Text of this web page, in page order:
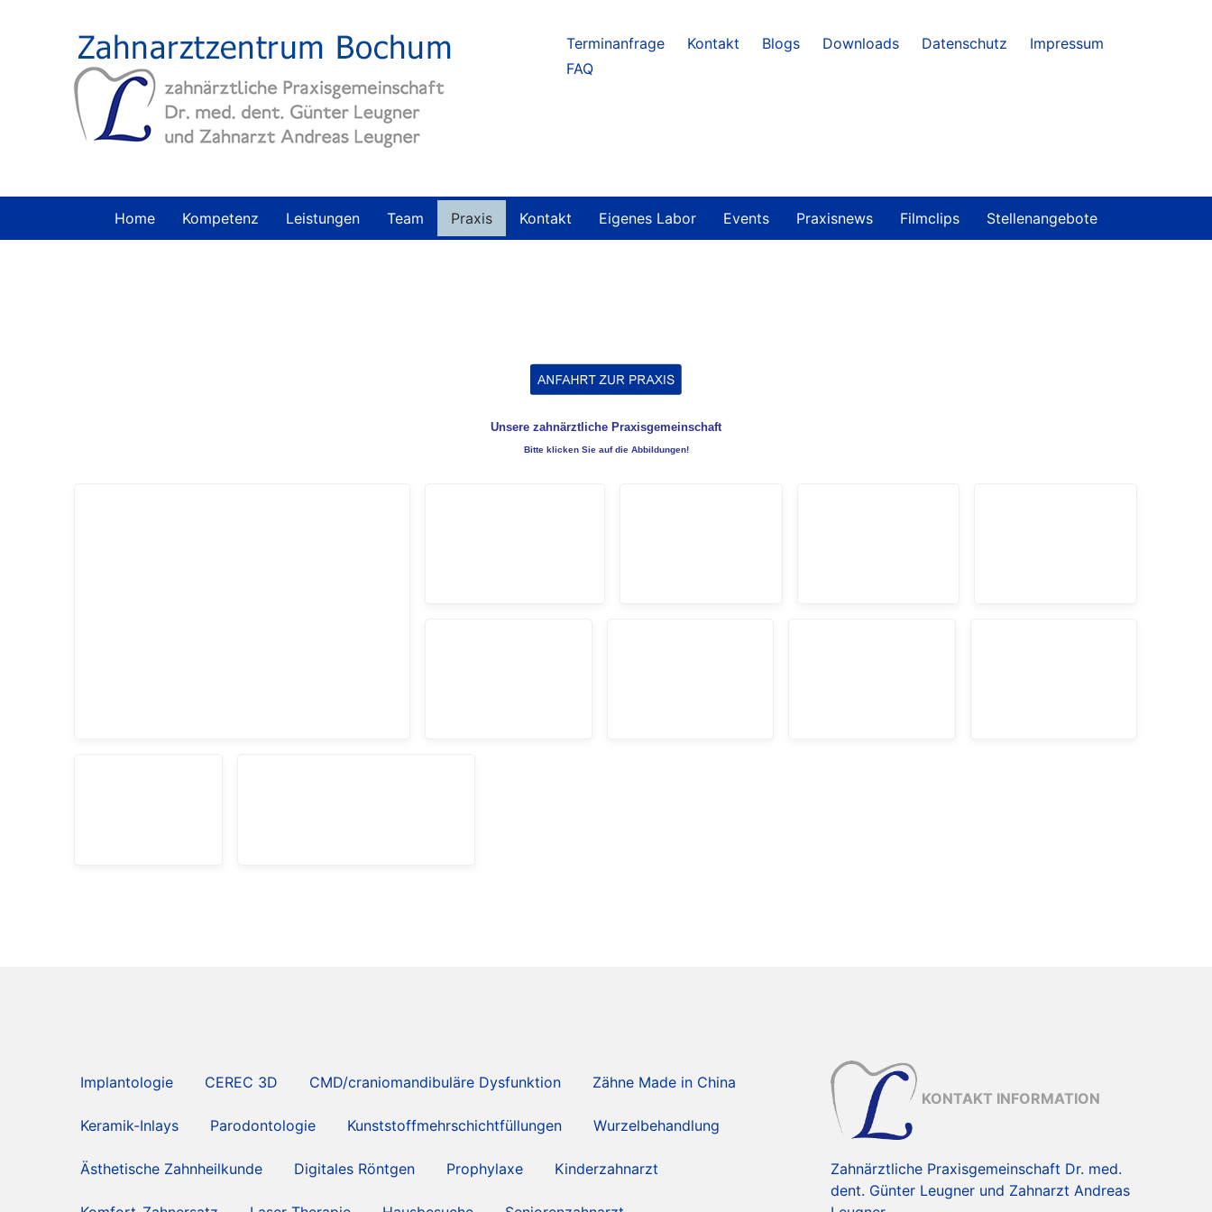
Terminanfrage Kontakt Blogs Downloads Datenschutz
Impressum
FAQ
Home Kompetenz Leistungen Team Praxis Kontakt Eigenes Labor Events Praxisnews Filmclips Stellenangebote
Unsere zahnärztliche Praxisgemeinschaft
Bitte klicken Sie auf die Abbildungen!
Implantologie CEREC 3D CMD/craniomandibuläre Dysfunktion Zähne Made in China
Keramik-Inlays Parodontologie Kunststoffmehrschichtfüllungen Wurzelbehandlung
Ästhetische Zahnheilkunde Digitales Röntgen Prophylaxe Kinderzahnarzt
KONTAKT INFORMATION
Zahnärztliche Praxisgemeinschaft Dr. med.
dent. Günter Leugner und Zahnarzt Andreas